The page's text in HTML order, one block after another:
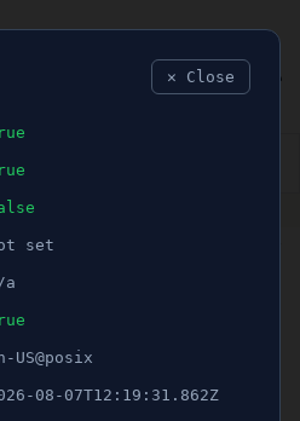
SPORT
tunga vikter
tog
✕ Close
set
a
US@posix
08-07T12:19:31.862Z